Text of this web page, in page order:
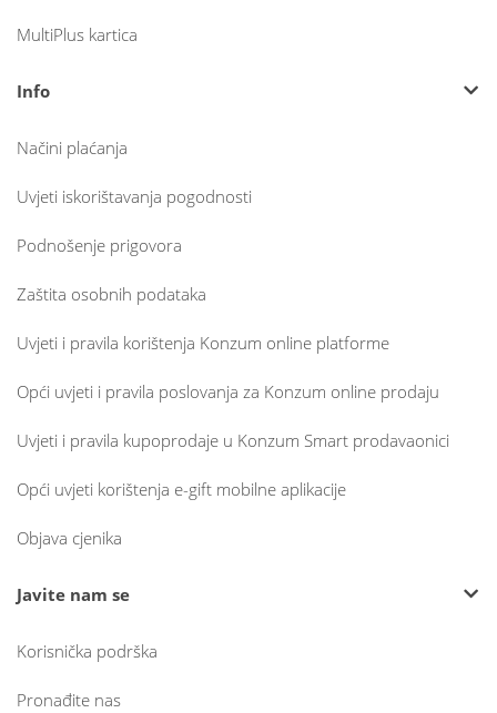
MultiPlus kartica
Info
Načini plaćanja
Uvjeti iskorištavanja pogodnosti
Podnošenje prigovora
Zaštita osobnih podataka
Uvjeti i pravila korištenja Konzum online platforme
Opći uvjeti i pravila poslovanja za Konzum online prodaju
Uvjeti i pravila kupoprodaje u Konzum Smart prodavaonici
Opći uvjeti korištenja e-gift mobilne aplikacije
Objava cjenika
Javite nam se
Korisnička podrška
Pronađite nas